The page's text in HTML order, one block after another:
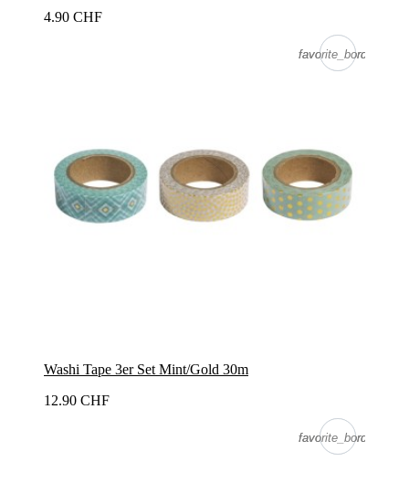
4.90 CHF
favorite_border
favorite_border
Washi Tape 3er Set Mint/Gold 30m
12.90 CHF
favorite_border
favorite_border